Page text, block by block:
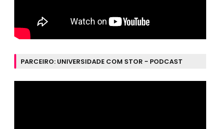
PARCEIRO: UNIVERSIDADE COM STOR - PODCAST